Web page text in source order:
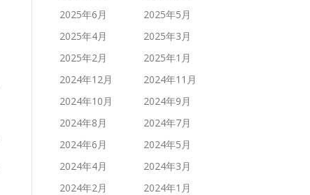
2025年6月
2025年5月
2025年4月
2025年3月
2025年2月
2025年1月
2024年12月
2024年11月
2024年10月
2024年9月
2024年8月
2024年7月
2024年6月
2024年5月
2024年4月
2024年3月
2024年2月
2024年1月